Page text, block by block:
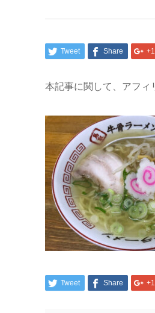
Tweet Share +1
本記事に関して、アフィ
Tweet Share +1